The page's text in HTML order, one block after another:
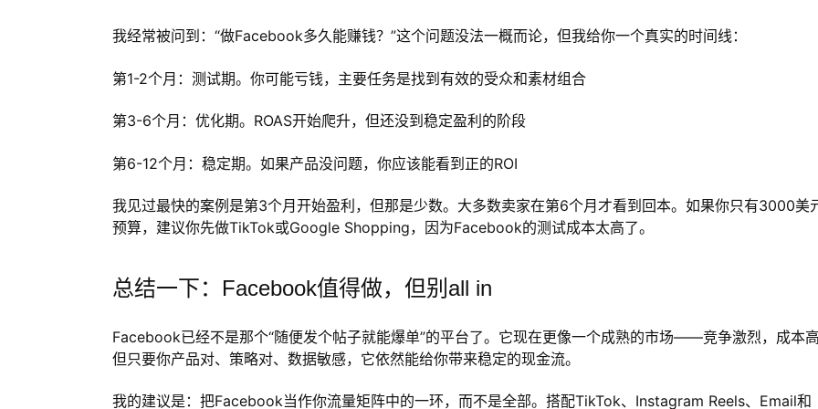
我经常被问到：“做Facebook多久能赚钱？”这个问题没法一概而论，但我给你一个真实的时间线：
第1-2个月：测试期。你可能亏钱，主要任务是找到有效的受众和素材组合
第3-6个月：优化期。ROAS开始爬升，但还没到稳定盈利的阶段
第6-12个月：稳定期。如果产品没问题，你应该能看到正的ROI
我见过最快的案例是第3个月开始盈利，但那是少数。大多数卖家在第6个月才看到回本。如果你只有3000美
预算，建议你先做TikTok或Google Shopping，因为Facebook的测试成本太高了。
总结一下：Facebook值得做，但别all in
Facebook已经不是那个“随便发个帖子就能爆单”的平台了。它现在更像一个成熟的市场——竞争激烈，成本高
但只要你产品对、策略对、数据敏感，它依然能给你带来稳定的现金流。
我的建议是：把Facebook当作你流量矩阵中的一环，而不是全部。搭配TikTok、Instagram Reels、Email和